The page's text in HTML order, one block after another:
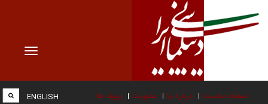
Toggle
صفحه نخست درباره ما عضویت پیوند ها ENGLISH